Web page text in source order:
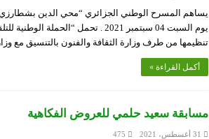
تنظيمها من طرف وزارة الثقافة والفنون بالتنسيق مع
أكمل القراءة »
مسابقة سعيد حلمي للعروض الفكاهية
31 أغسطس، 2021 475